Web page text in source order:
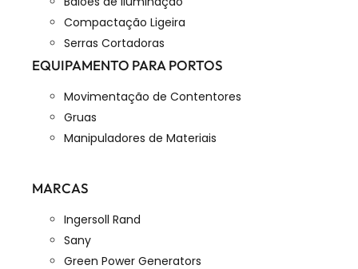
Compactação Ligeira
Serras Cortadoras
EQUIPAMENTO PARA PORTOS
Movimentação de Contentores
Gruas
Manipuladores de Materiais
MARCAS
Ingersoll Rand
Sany
Green Power Generators